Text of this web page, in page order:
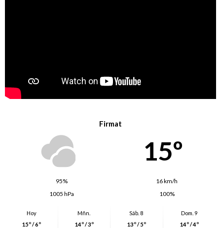
Firmat
15º
95%
16 km/h
1005 hPa
100%
Hoy
15º / 6º
Mñn.
14º / 3º
Sáb. 8
13º / 5º
Dom. 9
14º / 4º